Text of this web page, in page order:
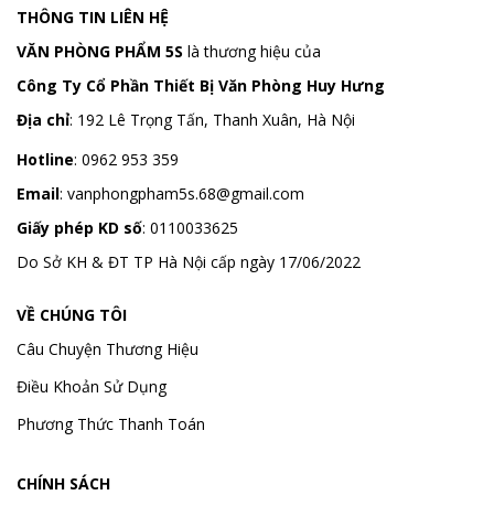
THÔNG TIN LIÊN HỆ
VĂN PHÒNG PHẨM 5S là thương hiệu của
Công Ty Cổ Phần Thiết Bị Văn Phòng Huy Hưng
Địa chỉ: 192 Lê Trọng Tấn, Thanh Xuân, Hà Nội
Hotline: 0962 953 359
Email: vanphongpham5s.68@gmail.com
Giấy phép KD số: 0110033625
Do Sở KH & ĐT TP Hà Nội cấp ngày 17/06/2022
VỀ CHÚNG TÔI
Câu Chuyện Thương Hiệu
Điều Khoản Sử Dụng
Phương Thức Thanh Toán
CHÍNH SÁCH